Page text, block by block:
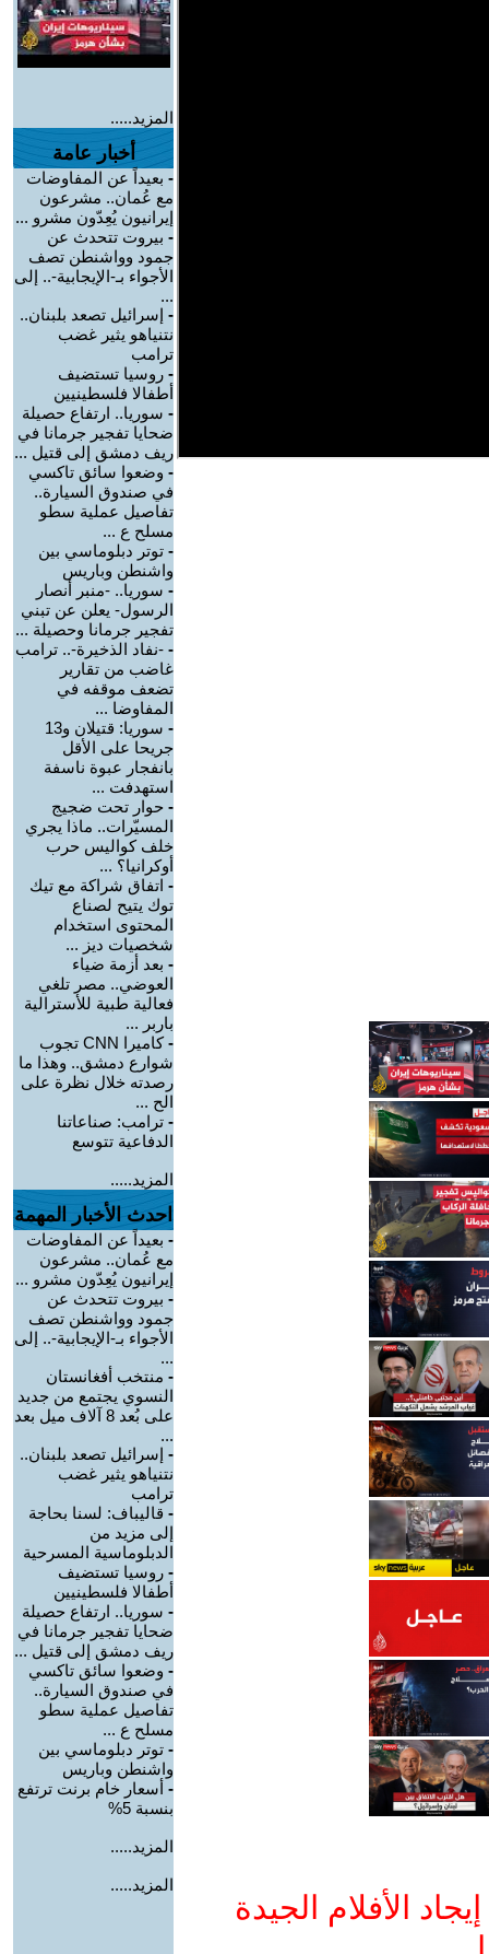
الأفلام الجيدة
المزيد.....
أخبار عامة
- بعيداً عن المفاوضات
مع عُمان.. مشرعون
إيرانيون يُعِدّون مشرو ...
- بيروت تتحدث عن
جمود وواشنطن تصف
الأجواء بـ-الإيجابية-.. إلى
...
- إسرائيل تصعد بلبنان..
نتنياهو يثير غضب
ترامب
- روسيا تستضيف
أطفالا فلسطينيين
- سوريا.. ارتفاع حصيلة
ضحايا تفجير جرمانا في
ريف دمشق إلى قتيل ...
- وضعوا سائق تاكسي
في صندوق السيارة..
تفاصيل عملية سطو
مسلح ع ...
- توتر دبلوماسي بين
واشنطن وباريس
- سوريا.. -منبر أنصار
الرسول- يعلن عن تبني
تفجير جرمانا وحصيلة ...
- -نفاد الذخيرة-.. ترامب
غاضب من تقارير
تضعف موقفه في
المفاوضا ...
-
سوريا: قتيلان و13
جريحا على الأقل
بانفجار عبوة ناسفة
استهدفت ...
- حوار تحت ضجيج
المسيّرات.. ماذا يجري
خلف كواليس حرب
أوكرانيا؟ ...
- اتفاق شراكة مع تيك
توك يتيح لصناع
المحتوى استخدام
شخصيات ديز ...
- بعد أزمة ضياء
العوضي.. مصر تلغي
فعالية طبية للأسترالية
باربر ...
-
كاميرا CNN تجوب
شوارع دمشق.. وهذا ما
رصدته خلال نظرة على
الح ...
- ترامب: صناعاتنا
الدفاعية تتوسع
المزيد.....
احدث الأخبار المهمة
- بعيداً عن المفاوضات
مع عُمان.. مشرعون
إيرانيون يُعِدّون مشرو ...
- بيروت تتحدث عن
جمود وواشنطن تصف
الأجواء بـ-الإيجابية-.. إلى
...
- منتخب أفغانستان
النسوي يجتمع من جديد
على بُعد 8 آلاف ميل بعد
...
- إسرائيل تصعد بلبنان..
نتنياهو يثير غضب
ترامب
- قاليباف: لسنا بحاجة
إلى مزيد من
الدبلوماسية المسرحية
- روسيا تستضيف
أطفالا فلسطينيين
- سوريا.. ارتفاع حصيلة
ضحايا تفجير جرمانا في
ريف دمشق إلى قتيل ...
- وضعوا سائق تاكسي
في صندوق السيارة..
تفاصيل عملية سطو
مسلح ع ...
- توتر دبلوماسي بين
واشنطن وباريس
- أسعار خام برنت ترتفع
بنسبة 5%
المزيد.....
المزيد.....